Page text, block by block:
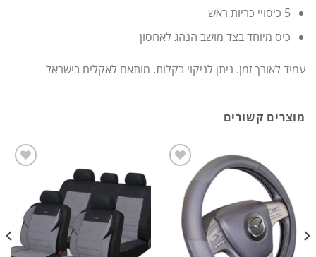
5 כיסויי כריות ראש
כיס מיוחד בצד מושב הנהג לאחסון
עמיד לאורך זמן. ניתן לניקוי בקלות. מותאם לאקלים בישראל
מוצרים קשורים
לרשימת
המשאלות